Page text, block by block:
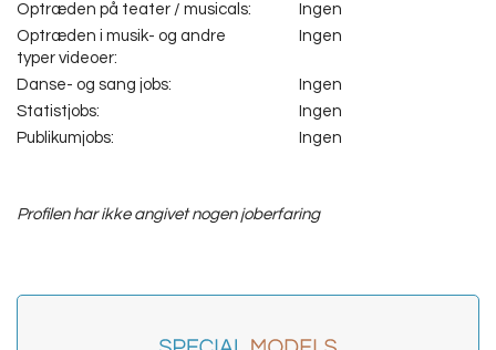
Optræden på teater / musicals:
Ingen
Optræden i musik- og andre
typer videoer:
Ingen
Danse- og sang jobs:
Ingen
Statistjobs:
Ingen
Publikumjobs:
Ingen
Profilen har ikke angivet nogen joberfaring